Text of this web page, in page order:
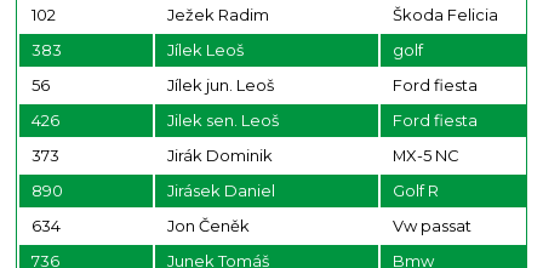
102 Ježek Radim
Škoda Felicia
383
Jílek Leoš
golf
56
Jílek jun. Leoš
Ford fiesta
426
Jilek sen. Leoš
Ford fiesta
373
Jirák Dominik
MX-5 NC
890
Jirásek Daniel
Golf R
634
Jon Čeněk
Vw passat
736
Junek Tomáš
Bmw